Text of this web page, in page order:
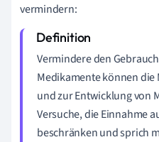
vermindern:
Vermindere den
Medikamente können die
und zur Entwicklung von
Versuche, die Einnahme
beschränken und sprich